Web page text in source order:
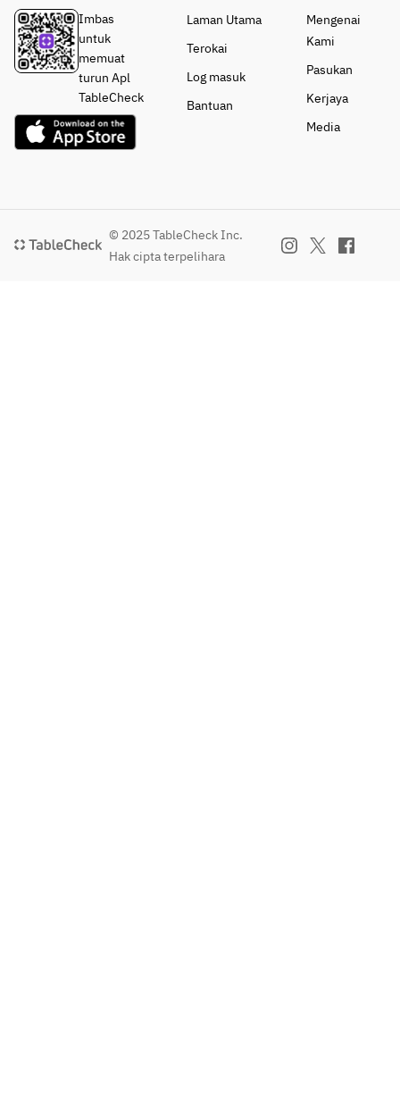
Imbas
untuk
memuat
turun Apl
TableCheck
Laman Utama
Terokai
Log masuk
Bantuan
Mengenai
Kami
Pasukan
Kerjaya
Media
© 2025 TableCheck Inc.
Hak cipta terpelihara